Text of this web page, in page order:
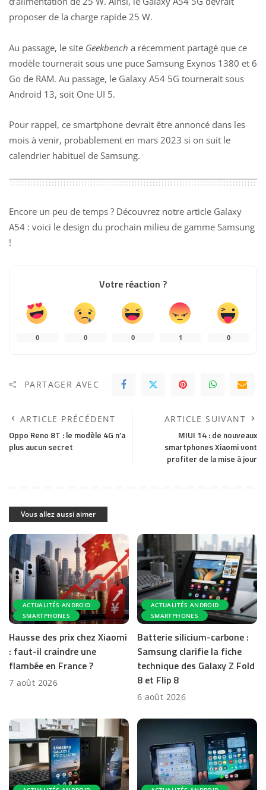
proposer de la charge rapide 25 W.
Au passage, le site Geekbench a récemment partagé que ce
modèle tournerait sous une puce Samsung Exynos 1380 et 6
Go de RAM. Au passage, le Galaxy A54 5G tournerait sous
Android 13, soit One UI 5.
Pour rappel, ce smartphone devrait être annoncé dans les
mois à venir, probablement en mars 2023 si on suit le
calendrier habituel de Samsung.
Encore un peu de temps ? Découvrez notre article Galaxy
A54 : voici le design du prochain milieu de gamme Samsung
!
Votre réaction ?
0 0 0 1 0
PARTAGER AVEC
ARTICLE PRÉCÉDENT
Oppo Reno 8T : le modèle 4G n’a
plus aucun secret
ARTICLE SUIVANT
MIUI 14 : de nouveaux
smartphones Xiaomi vont
profiter de la mise à jour
Vous allez aussi aimer
ACTUALITÉS ANDROID
SMARTPHONES
Hausse des prix chez Xiaomi
: faut-il craindre une
flambée en France ?
7 août 2026
ACTUALITÉS ANDROID
SMARTPHONES
Batterie silicium-carbone :
Samsung clarifie la fiche
technique des Galaxy Z Fold
8 et Flip 8
6 août 2026